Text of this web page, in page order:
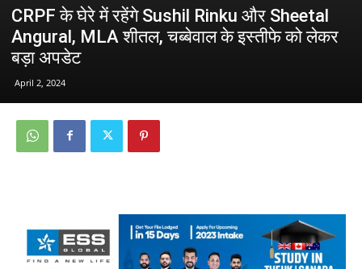
CRPF के घेरे में रहेंगे Sushil Rinku और Sheetal
Angural, MLA शीतल, चब्बेवाल के इस्तीफे को लेकर
बड़ा अपडेट
April 2, 2024